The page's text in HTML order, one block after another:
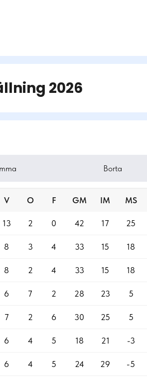
2026
Borta
V O F GM IM MS
13 2 0 42 17 25
8 3 4 33 15 18
8 2 4 33 15 18
6 7 2 28 23 5
7 2 6 30 25 5
6 4 5 18 21 -3
6 4 5 24 29 -5